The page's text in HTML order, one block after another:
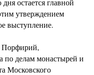
остается главной
утверждением
выступление.
Порфирий,
по делам монастырей и
Московского